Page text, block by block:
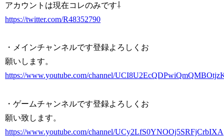
アカウントは現在コレのみです⇩
https://twitter.com/R48352790
・メインチャンネルです登録よろしくお
願いします。
https://www.youtube.com/channel/
・ゲームチャンネルです登録よろしくお
願い致します。
https://www.youtube.com/channel/UCy2LfS0YNOOj5SRFjCrbIXA